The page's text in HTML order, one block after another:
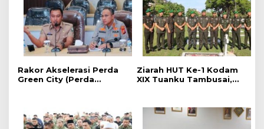
Rakor Akselerasi Perda
Green City (Perda
Kota Pekanbaru dan Tim
Pakar
Ziarah HUT Ke-1 Kodam
XIX Tuanku Tambusai,
Khidmat